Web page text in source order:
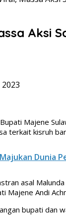
Aksi
Majene
terkait kisruh
Dunia
asal
Majene Andi
bupati dan